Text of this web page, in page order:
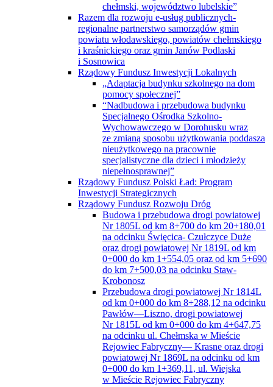
Inwestycji Strategicznych
Rządowy Fundusz Rozwoju Dróg
Budowa i przebudowa drogi powiatowej
Nr 1805L od km 8+700 do km 20+180,01
na odcinku Święcica- Czułczyce Duże
oraz drogi powiatowej Nr 1819L od km
0+000 do km 1+554,05 oraz od km 5+690
do km 7+500,03 na odcinku Staw-
Krobonosz
Przebudowa drogi powiatowej Nr 1814L
od km 0+000 do km 8+288,12 na odcinku
Pawłów—Liszno, drogi powiatowej
Nr 1815L od km 0+000 do km 4+647,75
na odcinku ul. Chełmska w Mieście
Rejowiec Fabryczny— Krasne oraz drogi
powiatowej Nr 1869L na odcinku od km
0+000 do km 1+369,11, ul. Wiejska
w Mieście Rejowiec Fabryczny
Przebudowa drogi powiatowej Nr 1823L
od km 4+118 do km 20+533 na odcinku
Nowiny— Rudka, drogi powiatowej
nr 1824L od km 0+000 do km 6+519,65
na odcinku Ruda-Kolonia —Rudka
oraz drogi powiatowej Nr 1828L od km
0+000 do km 5+548,08 na odcinku
Srebrzyszcze —Gotówka
Wsparcie działań związanych
z przeciwdziałaniem skutkom rozprzestrzeniania
się pandemii COVID-19 w domach pomocy
społecznej
Współpraca międzyregionalna powiatu
chełmskiego i miasta Chełm szansą rozwoju
turystyki ziemi chełmskiej jako atrakcji
wschodniej granicy Unii Europejskiej
Strategia rozwoju Powiatu